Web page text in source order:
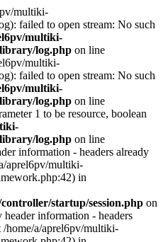
multiki-
failed to open stream: No such
multiki-
log.php on line
multiki-
failed to open stream: No such
multiki-
log.php on line
1 to be resource, boolean
log.php on line
information - headers already
aprel6pv/multiki-
in
startup/session.php on
information - headers
/home/a/aprel6pv/multiki-